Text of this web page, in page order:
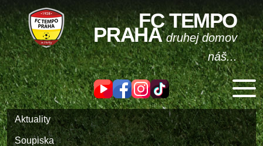
FC TEMPO
PRAHAdruhej domov
náš...
Aktuality
Soupiska